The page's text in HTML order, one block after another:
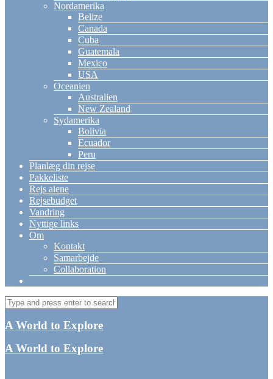
Nordamerika
Belize
Canada
Cuba
Guatemala
Mexico
USA
Oceanien
Australien
New Zealand
Sydamerika
Bolivia
Ecuador
Peru
Planlæg din rejse
Pakkeliste
Rejs alene
Rejsebudget
Vandring
Nyttige links
Om
Kontakt
Samarbejde
Collaboration
A World to Explore
A World to Explore